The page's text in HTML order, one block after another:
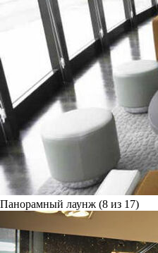
Панорамный лаунж (8 из 17)